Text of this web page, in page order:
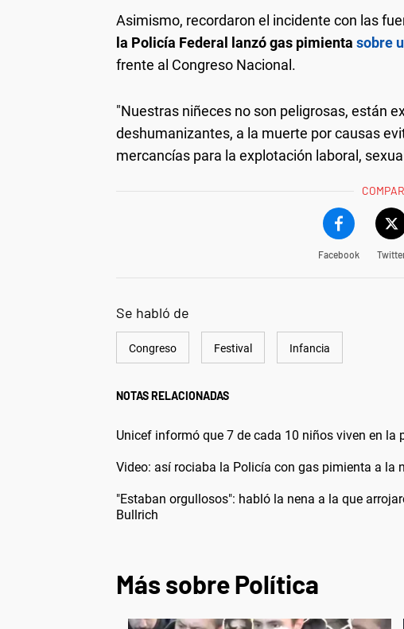
Asimismo, recordaron el incidente con las
la Policía Federal lanzó gas pimienta sobre
frente al Congreso Nacional.
"Nuestras niñeces no son peligrosas, están
deshumanizantes, a la muerte por causas
mercancías para la explotación laboral,
Facebook
Se habló de
Congreso Festival Infancia
NOTAS RELACIONADAS
Unicef informó que 7 de cada 10 niños viven en la
Video: así rociaba la Policía con gas pimienta a la
"Estaban orgullosos": habló la nena a la que
Bullrich
Más sobre Política